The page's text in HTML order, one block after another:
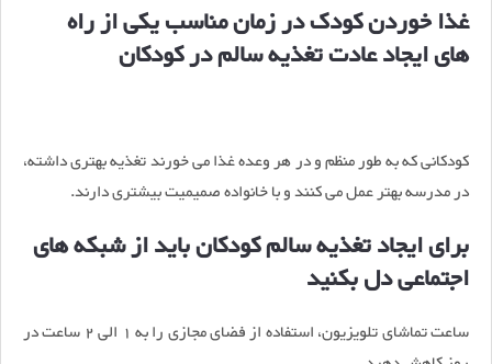
غذا خوردن کودک در زمان مناسب یکی از راه
های ایجاد عادت تغذیه سالم در کودکان
کودکانی که به طور منظم و در هر وعده غذا می خورند تغذیه بهتری داشته،
در مدرسه بهتر عمل می کنند و با خانواده صمیمیت بیشتری دارند.
برای ایجاد تغذیه سالم کودکان باید از شبکه های
اجتماعی دل بکنید
ساعت تماشای تلویزیون، استفاده از فضای مجازی را به 1 الی 2 ساعت در